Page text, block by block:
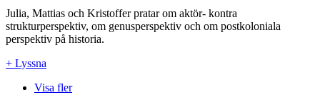
Julia, Mattias och Kristoffer pratar om aktör- kontra
strukturperspektiv, om genusperspektiv och om postkoloniala
perspektiv på historia.
+ Lyssna
Visa fler